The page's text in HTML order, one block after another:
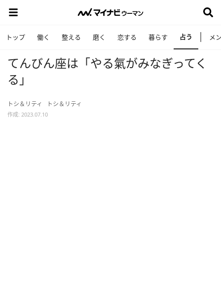
トップ 働く 整える 磨く 恋する 暮らす 占う メ
てんびん座は「やる氣がみなぎってく
る」
トシ＆リティ トシ＆リティ
作成: 2023.07.10